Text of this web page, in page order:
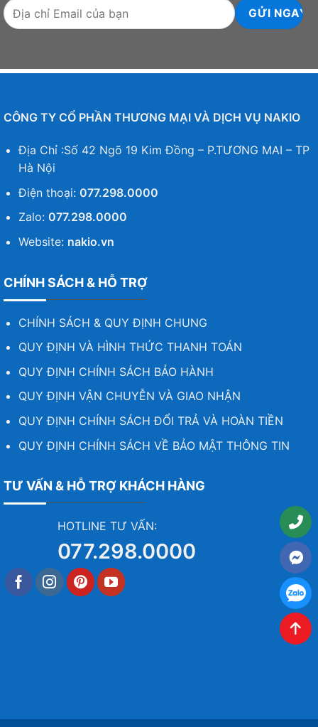
CÔNG TY CỔ PHẦN THƯƠNG MẠI VÀ DỊCH VỤ NAKIO
Địa Chỉ :Số 42 Ngõ 19 Kim Đồng – P.TƯƠNG MAI – TP
Hà Nội
Điện thoại: 077.298.0000
Zalo: 077.298.0000
Website: nakio.vn
CHÍNH SÁCH & HỖ TRỢ
CHÍNH SÁCH & QUY ĐỊNH CHUNG
QUY ĐỊNH VÀ HÌNH THỨC THANH TOÁN
QUY ĐỊNH CHÍNH SÁCH BẢO HÀNH
QUY ĐỊNH VẬN CHUYỄN VÀ GIAO NHẬN
QUY ĐỊNH CHÍNH SÁCH ĐỔI TRẢ VÀ HOÀN TIỀN
QUY ĐỊNH CHÍNH SÁCH VỀ BẢO MẬT THÔNG TIN
TƯ VẤN & HỖ TRỢ KHÁCH HÀNG
HOTLINE TƯ VẤN:
077.298.0000